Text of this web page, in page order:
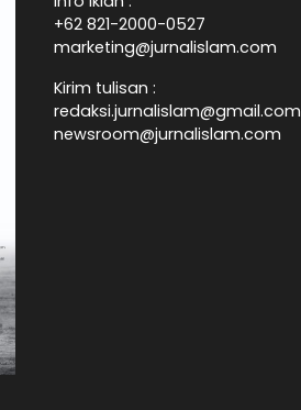
+62 821-2000-0527
marketing@jurnalislam.com
Kirim tulisan :
redaksi.jurnalislam@gmail.com
newsroom@jurnalislam.com